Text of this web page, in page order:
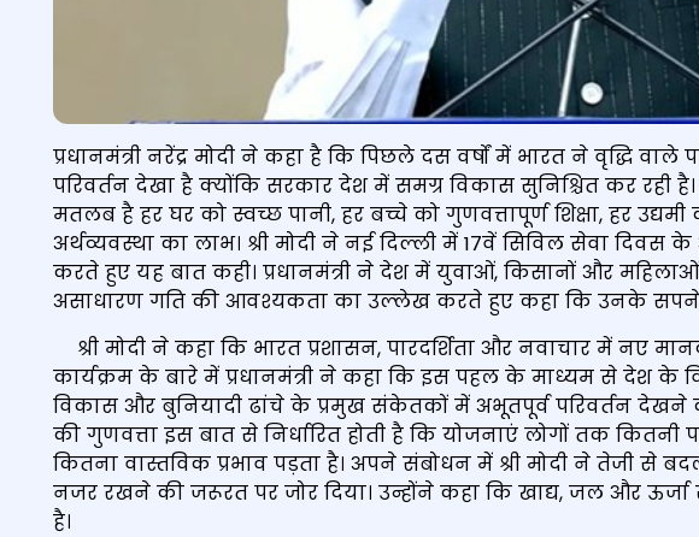
प्रधानमंत्री नरेंद्र मोदी ने कहा है कि पिछले दस वर्षों में भारत ने वृद्धि
परिवर्तन देखा है क्योंकि सरकार देश में समग्र विकास सुनिश्चित कर रही
मतलब है हर घर को स्वच्छ पानी, हर बच्चे को गुणवत्तापूर्ण शिक्षा, हर
अर्थव्यवस्था का लाभ। श्री मोदी ने नई दिल्ली में 17वें सिविल सेवा
करते हुए यह बात कही। प्रधानमंत्री ने देश में युवाओं, किसानों और
असाधारण गति की आवश्यकता का उल्‍लेख करते हुए कहा कि उनके सपने
श्री मोदी ने कहा कि भारत प्रशासन, पारदर्शिता और नवाचार में नए
कार्यक्रम के बारे में प्रधानमंत्री ने कहा कि इस पहल के माध्यम से देश के
विकास और बुनियादी ढांचे के प्रमुख संकेतकों में अभूतपूर्व परिवर्तन देखने
की गुणवत्ता इस बात से निर्धारित होती है कि योजनाएं लोगों तक
कितना वास्तविक प्रभाव पड़ता है। अपने संबोधन में श्री मोदी ने तेजी से
नजर रखने की जरूरत पर जोर दिया। उन्होंने कहा कि खाद्य, जल और ऊर्जा
है।